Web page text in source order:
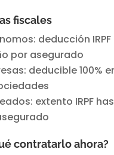
fiscales
deducción
por asegurado
deducible 100%
extento IRPF
contratarlo ahora?